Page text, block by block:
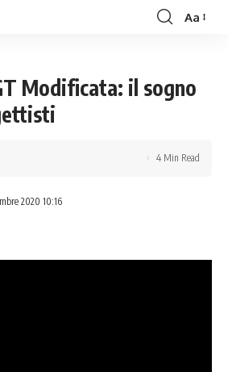
Font
Aa
Modificata: il sogno
2020 10:16
4 Min Read